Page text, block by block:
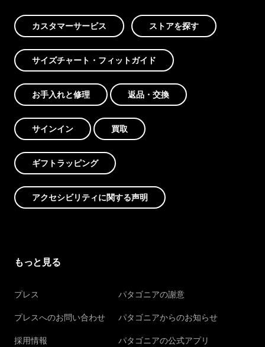
カスタマーサービス ストアを探す
サイズチャート・フィットガイド
お手入れと修理 返品・交換
サインイン 買取
ギフトラッピング
アクセシビリティに関する声明
もっと見る
プレス
プレスへのお問い合わせ
採用情報
パタゴニアの謝意
パタゴニアからのお知らせ
パタゴニアの公式アプリ